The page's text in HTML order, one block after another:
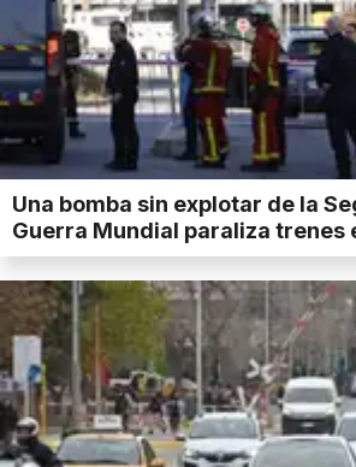
Una bomba sin explotar de la
Guerra Mundial paraliza trenes